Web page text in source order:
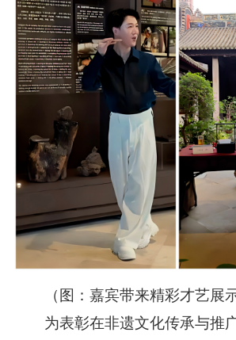
（图：嘉宾带来精彩才艺展
为表彰在非遗文化传承与推